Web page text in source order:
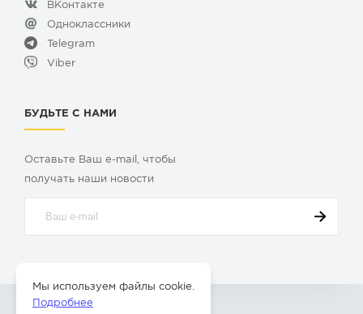
ВКонтакте
Одноклассники
Telegram
Viber
БУДЬТЕ С НАМИ
Оставьте Ваш e-mail, чтобы
получать наши новости
Мы используем файлы cookie.
Подробнее